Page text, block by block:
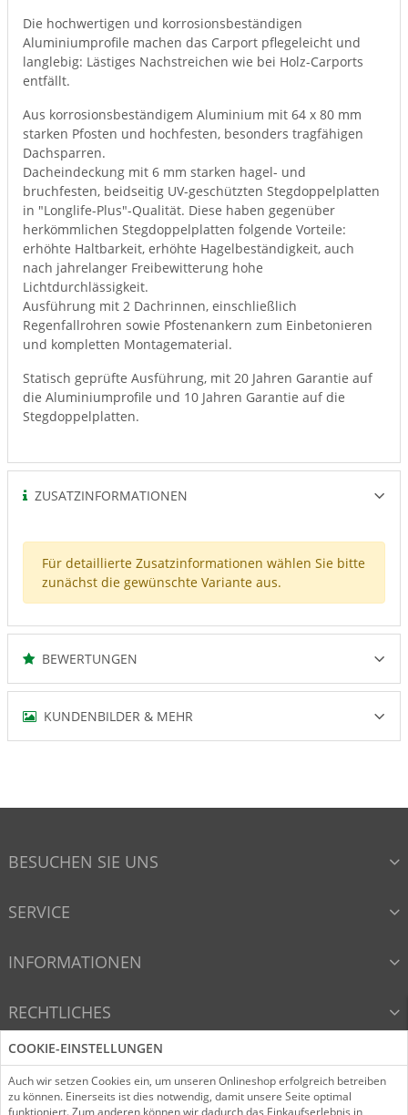
Die hochwertigen und korrosionsbeständigen
Aluminiumprofile machen das Carport pflegeleicht und
langlebig: Lästiges Nachstreichen wie bei Holz-Carports
entfällt.
Aus korrosionsbeständigem Aluminium mit 64 x 80 mm
starken Pfosten und hochfesten, besonders tragfähigen
Dachsparren.
Dacheindeckung mit 6 mm starken hagel- und
bruchfesten, beidseitig UV-geschützten Stegdoppelplatten
in "Longlife-Plus"-Qualität. Diese haben gegenüber
herkömmlichen Stegdoppelplatten folgende Vorteile:
erhöhte Haltbarkeit, erhöhte Hagelbeständigkeit, auch
nach jahrelanger Freibewitterung hohe
Lichtdurchlässigkeit.
Ausführung mit 2 Dachrinnen, einschließlich
Regenfallrohren sowie Pfostenankern zum Einbetonieren
und kompletten Montagematerial.
Statisch geprüfte Ausführung, mit 20 Jahren Garantie auf
die Aluminiumprofile und 10 Jahren Garantie auf die
Stegdoppelplatten.
ZUSATZINFORMATIONEN
Für detaillierte Zusatzinformationen wählen Sie bitte
zunächst die gewünschte Variante aus.
BEWERTUNGEN
KUNDENBILDER & MEHR
BESUCHEN SIE UNS
SERVICE
INFORMATIONEN
RECHTLICHES
VERTRAG WIDERRUFEN
COOKIE-EINSTELLUNGEN
Auch wir setzen Cookies ein, um unseren Onlineshop erfolgreich betreiben
zu können. Einerseits ist dies notwendig, damit unsere Seite optimal
funktioniert. Zum anderen können wir dadurch das Einkaufserlebnis in